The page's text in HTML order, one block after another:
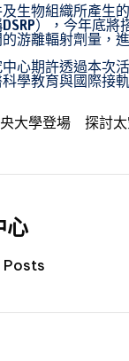
生物組織所產生
），今年底
游離輻射劑量，
心期許透過本次
學教育與國際接
大學登場 探討
心
Posts